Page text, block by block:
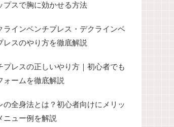
プスで胸に効かせる方法
ラインベンチプレス・デクラインベ
レスのやり方を徹底解説
プレスの正しいやり方｜初心者でも
ォームを徹底解説
の全身法とは？初心者向けにメリッ
ニュー例を解説